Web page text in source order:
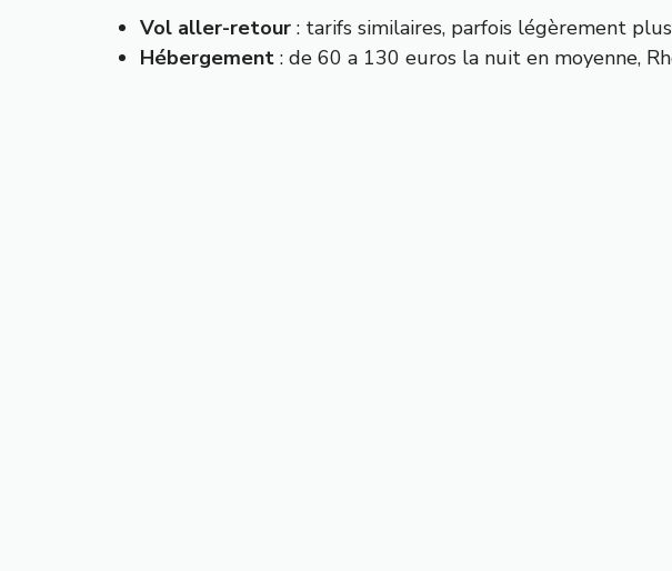
Vol aller-retour : tarifs similaires, parfois légèrement
Hébergement : de 60 a 130 euros la nuit en moyenne,